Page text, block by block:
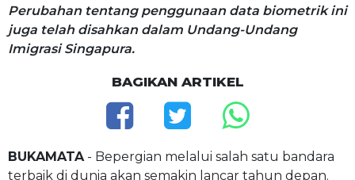
Perubahan tentang penggunaan data biometrik ini
juga telah disahkan dalam Undang-Undang
Imigrasi Singapura.
BAGIKAN ARTIKEL
BUKAMATA - Bepergian melalui salah satu bandara
terbaik di dunia akan semakin lancar tahun depan.